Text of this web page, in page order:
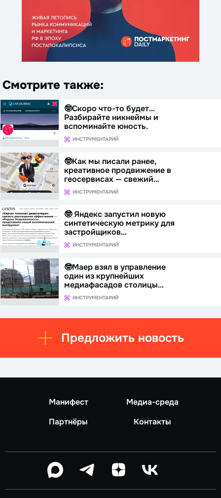
Смотрите также:
🤓Скоро что-то будет…
Разбирайте никнеймы и
вспоминайте юность.
ИНСТРУМЕНТАРИЙ
🤓Как мы писали ранее,
креативное продвижение в
геосервисах — свежий…
ИНСТРУМЕНТАРИЙ
🤓 Яндекс запустил новую
синтетическую метрику для
застройщиков…
ИНСТРУМЕНТАРИЙ
🤓Маер взял в управление
один из крупнейших
медиафасадов столицы…
ИНСТРУМЕНТАРИЙ
Предложить новость
Манифест
Медиа-среда
Партнёры
Контакты